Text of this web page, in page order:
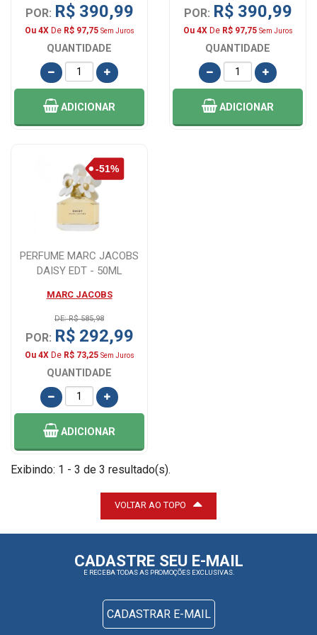
POR: R$ 390,99
Ou 4XDe R$ 97,75 Sem Juros
QUANTIDADE
ADICIONAR
POR: R$ 390,99
Ou 4XDe R$ 97,75 Sem Juros
QUANTIDADE
ADICIONAR
PERFUME MARC JACOBS
DAISY EDT - 50ML
MARC JACOBS
DE: R$ 585,98
POR: R$ 292,99
Ou 4XDe R$ 73,25 Sem Juros
QUANTIDADE
ADICIONAR
Exibindo: 1 - 3 de 3 resultado(s).
VOLTAR AO TOPO
CADASTRE SEU E-MAIL
E RECEBA TODAS AS PROMOÇÕES EXCLUSIVAS.
CADASTRAR E-MAIL